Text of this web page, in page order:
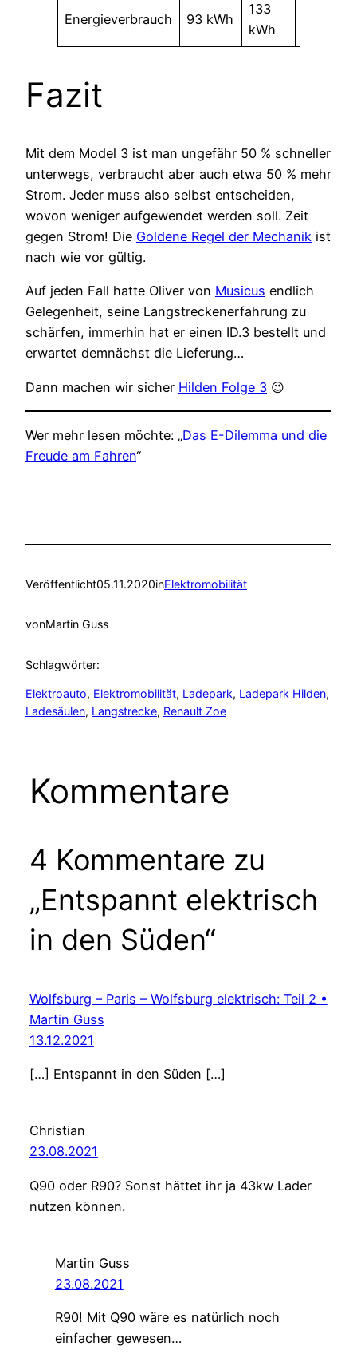
Energieverbrauch 93 kWh
133
kWh
Fazit
Mit dem Model 3 ist man ungefähr 50 % schneller
unterwegs, verbraucht aber auch etwa 50 % mehr
Strom. Jeder muss also selbst entscheiden,
wovon weniger aufgewendet werden soll. Zeit
gegen Strom! Die Goldene Regel der Mechanik ist
nach wie vor gültig.
Auf jeden Fall hatte Oliver von Musicus endlich
Gelegenheit, seine Langstreckenerfahrung zu
schärfen, immerhin hat er einen ID.3 bestellt und
erwartet demnächst die Lieferung…
Dann machen wir sicher Hilden Folge 3 😉
Wer mehr lesen möchte: „Das E-Dilemma und die
Freude am Fahren“
Veröffentlicht05.11.2020inElektromobilität
vonMartin Guss
Schlagwörter:
Elektroauto, Elektromobilität, Ladepark, Ladepark Hilden
Ladesäulen, Langstrecke, Renault Zoe
Kommentare
4 Kommentare zu
„Entspannt elektrisch
in den Süden“
Wolfsburg – Paris – Wolfsburg elektrisch: Teil 2 •
Martin Guss
13.12.2021
[…] Entspannt in den Süden […]
Christian
23.08.2021
Q90 oder R90? Sonst hättet ihr ja 43kw Lader
nutzen können.
Martin Guss
23.08.2021
R90! Mit Q90 wäre es natürlich noch
einfacher gewesen…